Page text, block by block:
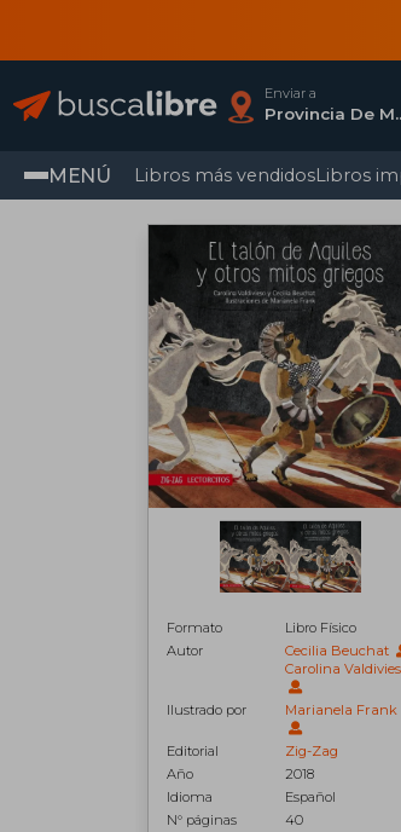
Enviar a
MENÚ Libros más vendidosLibros
Formato
Libro Físico
Autor
Cecilia Beuchat
Carolina
Ilustrado por Marianela Frank
Editorial
Zig-Zag
Año
2018
Idioma
Español
N° páginas
40